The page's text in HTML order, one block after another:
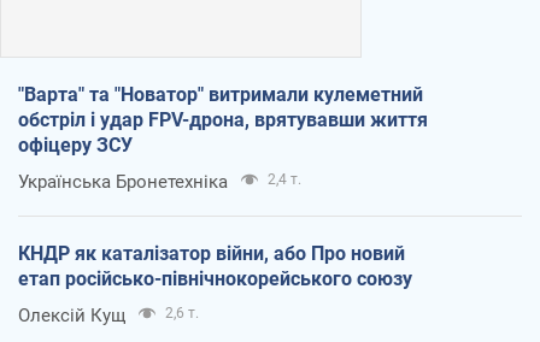
"Варта" та "Новатор" витримали кулеметний
обстріл і удар FPV-дрона, врятувавши життя
офіцеру ЗСУ
Українська Бронетехніка 2,4 т.
КНДР як каталізатор війни, або Про новий
етап російсько-північнокорейського союзу
Олексій Кущ 2,6 т.